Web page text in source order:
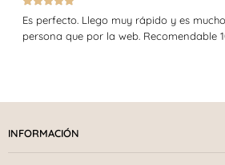
Es perfecto. Llego muy rápido y es
persona que por la web. Recomendable
INFORMACIÓN